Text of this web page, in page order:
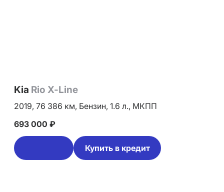
Kia Rio X-Line
2019, 76 386 км, Бензин, 1.6 л., МКПП
693 000 ₽
Купить в кредит